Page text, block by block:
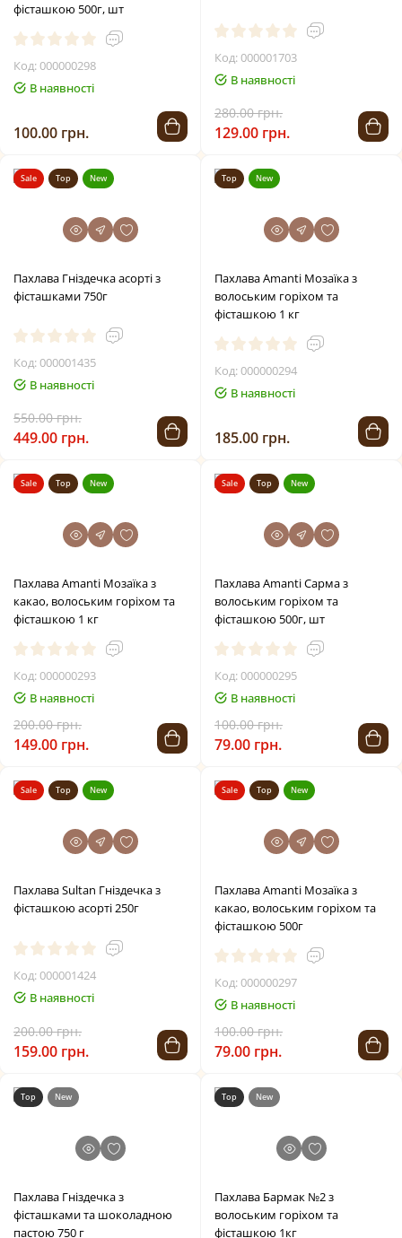
фісташкою 500г, шт
Код: 000000298
В наявності
100.00 грн.
Код: 000001703
В наявності
280.00 грн.
129.00 грн.
Sale Top New
Пахлава Гніздечка асорті з
фісташками 750г
Код: 000001435
В наявності
550.00 грн.
449.00 грн.
Top New
Пахлава Amanti Мозаїка з
волоським горіхом та
фісташкою 1 кг
Код: 000000294
В наявності
185.00 грн.
Sale Top New
Пахлава Amanti Мозаїка з
какао, волоським горіхом та
фісташкою 1 кг
Код: 000000293
В наявності
200.00 грн.
149.00 грн.
Sale Top New
Пахлава Amanti Сарма з
волоським горіхом та
фісташкою 500г, шт
Код: 000000295
В наявності
100.00 грн.
79.00 грн.
Sale Top New
Пахлава Sultan Гніздечка з
фісташкою асорті 250г
Код: 000001424
В наявності
200.00 грн.
159.00 грн.
Sale Top New
Пахлава Amanti Мозаїка з
какао, волоським горіхом та
фісташкою 500г
Код: 000000297
В наявності
100.00 грн.
79.00 грн.
Top New
Пахлава Гніздечка з
фісташками та шоколадною
пастою 750 г
Top New
Пахлава Бармак №2 з
волоським горіхом та
фісташкою 1кг